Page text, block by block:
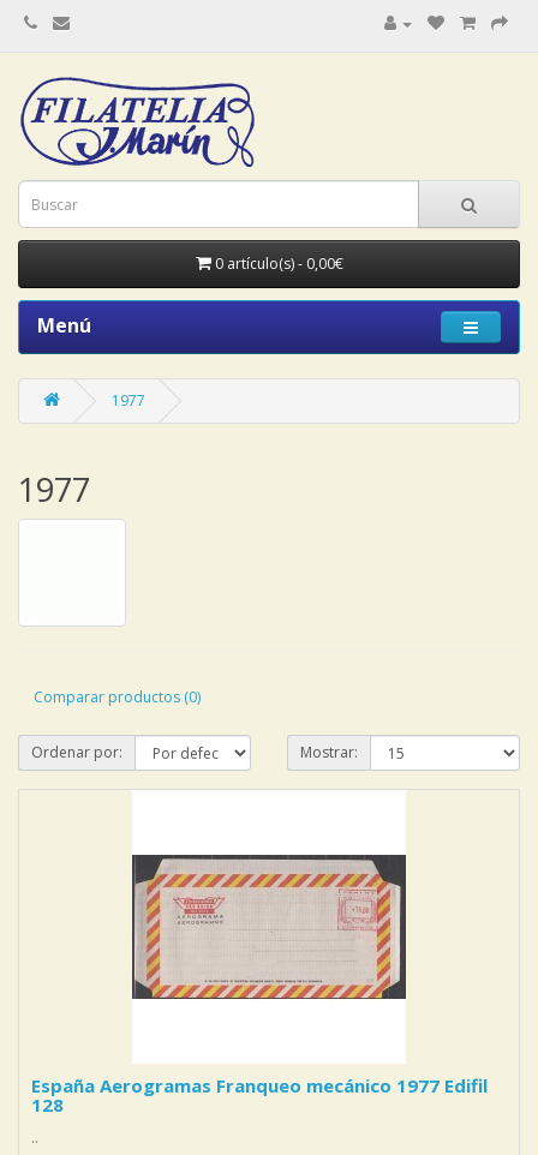
0 artículo(s) - 0,00€
Menú
1977
1977
Comparar productos (0)
Ordenar por: Mostrar:
España Aerogramas Franqueo mecánico 1977 Edifil
128
..